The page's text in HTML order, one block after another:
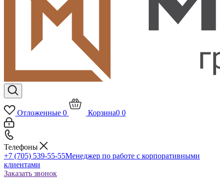
Отложенные 0 Корзина0 0
Телефоны
+7 (705) 539-55-55Менеджер по работе с корпоративными
клиентами
Заказать звонок